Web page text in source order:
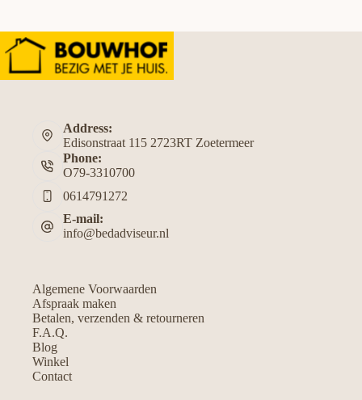
Address:
Edisonstraat 115 2723RT Zoetermeer
Phone:
O79-3310700
0614791272
E-mail:
info@bedadviseur.nl
Algemene Voorwaarden
Afspraak maken
Betalen, verzenden & retourneren
F.A.Q.
Blog
Winkel
Contact